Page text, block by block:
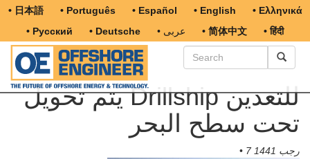
• 日本語 • Português • Español • English
• Ελληνικά
• Русский
• Deutsche • عربى • 简体中文 • हिंदी
يتم تحويل Drillship للتعدين
تحت سطح البحر
• 7 رجب 1441